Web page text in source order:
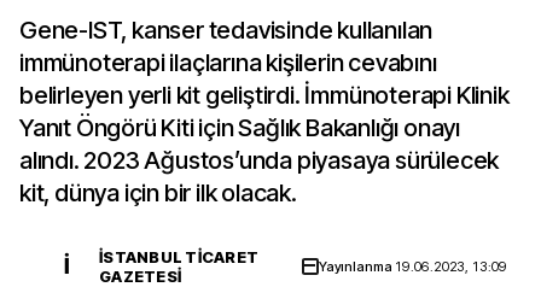
Gene-IST, kanser tedavisinde kullanılan
immünoterapi ilaçlarına kişilerin cevabını
belirleyen yerli kit geliştirdi. İmmünoterapi Klinik
Yanıt Öngörü Kiti için Sağlık Bakanlığı onayı
alındı. 2023 Ağustos’unda piyasaya sürülecek
kit, dünya için bir ilk olacak.
İ
İSTANBUL TICARET
GAZETESI
Yayınlanma 19.06.2023, 13:09